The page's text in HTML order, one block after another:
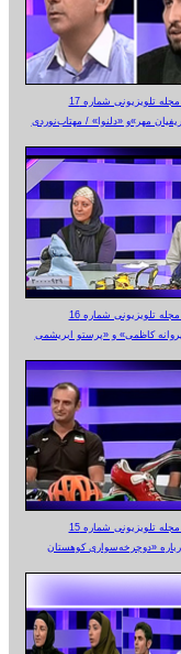
مجله تلویزیونی شماره 17
مهر»‌و «دلنوا» / مهتاب‌نوردی
مجله تلویزیونی شماره 16
مجله تلویزیونی شماره 15